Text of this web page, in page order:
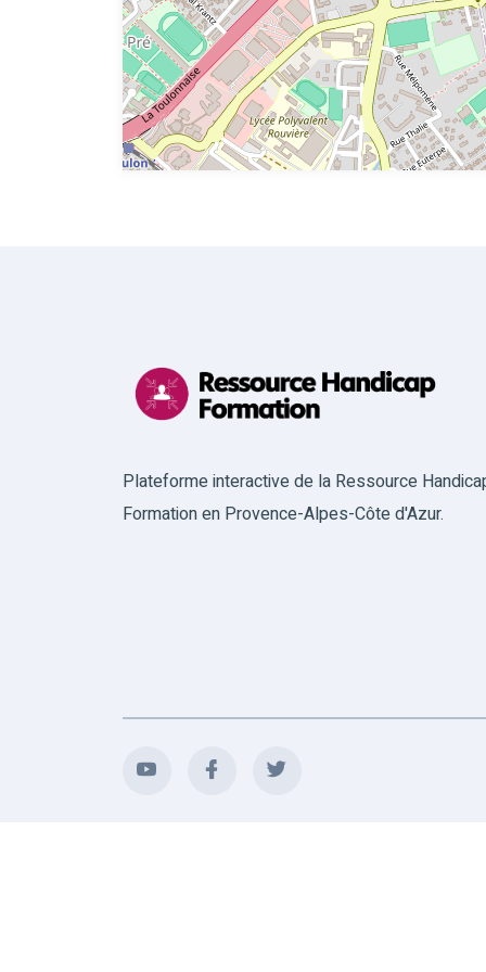
Plateforme interactive de la Ressource
Formation en Provence-Alpes-Côte d'Azur.